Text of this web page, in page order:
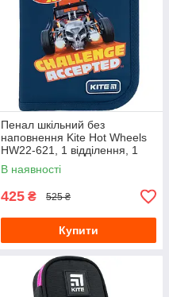
Пенал шкільний без
наповнення Kite Hot Wheels
HW22-621, 1 відділення, 1
відворот
В наявності
425 ₴ 525 ₴
Купити